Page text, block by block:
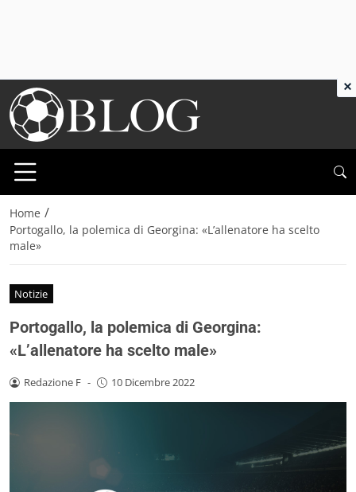
Home /
Portogallo, la polemica di Georgina: «L’allenatore ha scelto
male»
Notizie
Portogallo, la polemica di Georgina:
«L’allenatore ha scelto male»
Redazione F - 10 Dicembre 2022
×